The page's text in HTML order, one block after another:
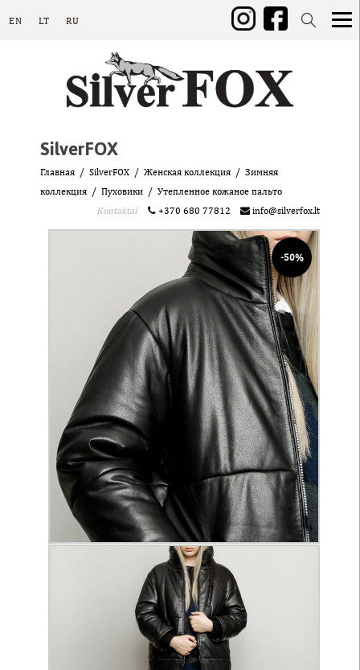
EN LT RU
SilverFOX
Главная SilverFOX Женская коллекция
Зимняя
коллекция
Пуховики
Утепленное кожаное пальто
Kontaktai
+370 680 77812 info@silverfox.lt
-50%